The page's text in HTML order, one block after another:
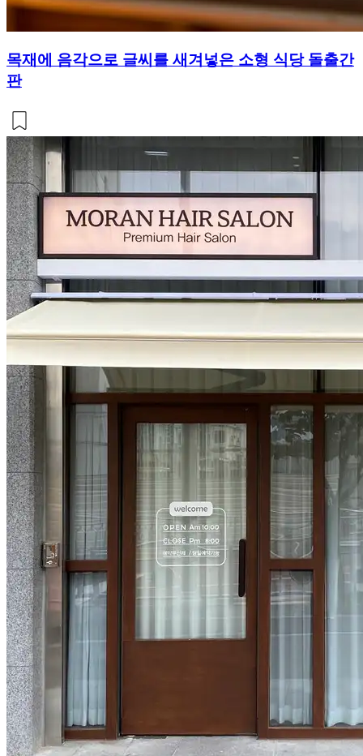
목재에 음각으로 글씨를 새겨넣은 소형 식당 돌출간
판